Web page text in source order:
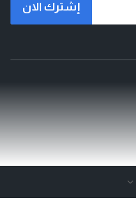
إشترك الان